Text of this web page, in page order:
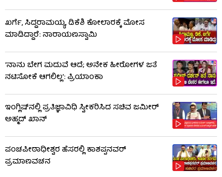
ಖರ್ಗೆ, ಸಿದ್ದರಾಮಯ್ಯ, ಡಿಕೆಶಿ ಕೋಲಾರಕ್ಕೆ ಮೋಸ
ಮಾಡಿದ್ದಾರೆ: ನಾರಾಯಣಸ್ವಾಮಿ
‘ನಾನು ಬೇಗ ಮದುವೆ ಆದೆ; ಅನೇಕ ಹೀರೋಗಳ ಜತೆ
ನಟಿಸೋಕೆ ಆಗಲಿಲ್ಲ’: ಪ್ರಿಯಾಂಕಾ
ಇಂಗ್ಲಿಷ್‌ನಲ್ಲಿ ಪ್ರತಿಜ್ಞಾವಿಧಿ ಸ್ವೀಕರಿಸಿದ ಸಚಿವ ಜಮೀರ್
ಅಹ್ಮದ್ ಖಾನ್
ಪಂಚಪೀಠಾಧೀಶ್ವರ ಹೆಸರಲ್ಲಿ ಕಾಶಪ್ಪನವರ್
ಪ್ರಮಾಣವಚನ